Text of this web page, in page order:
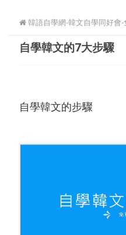
韓語自學網-韓文自學同好會
自學韓文的7大步驟
自學韓文的步驟